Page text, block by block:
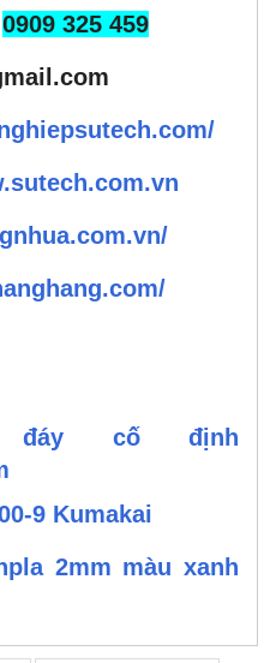
0909 325 459
đáy cố định
9 Kumakai
2mm màu xanh